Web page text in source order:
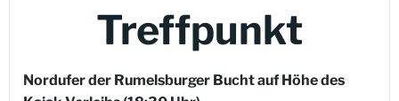
Treffpunkt
Nordufer der Rumelsburger Bucht auf Höhe des